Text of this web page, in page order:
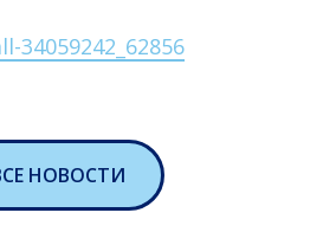
34059242_62856
НОВОСТИ